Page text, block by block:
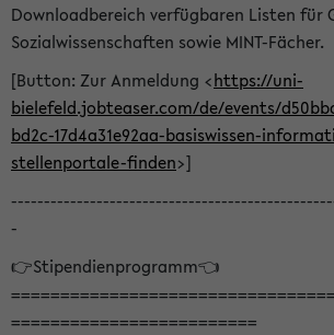
Downloadbereich verfügbaren Listen für
Sozialwissenschaften sowie MINT-Fächer.
[Button: Zur Anmeldung <https://uni-
bielefeld.jobteaser.com/de/events/
bd2c-17d4a31e92aa-basiswissen-
stellenportale-finden>]
-
👉Stipendienprogramm👈
=========================